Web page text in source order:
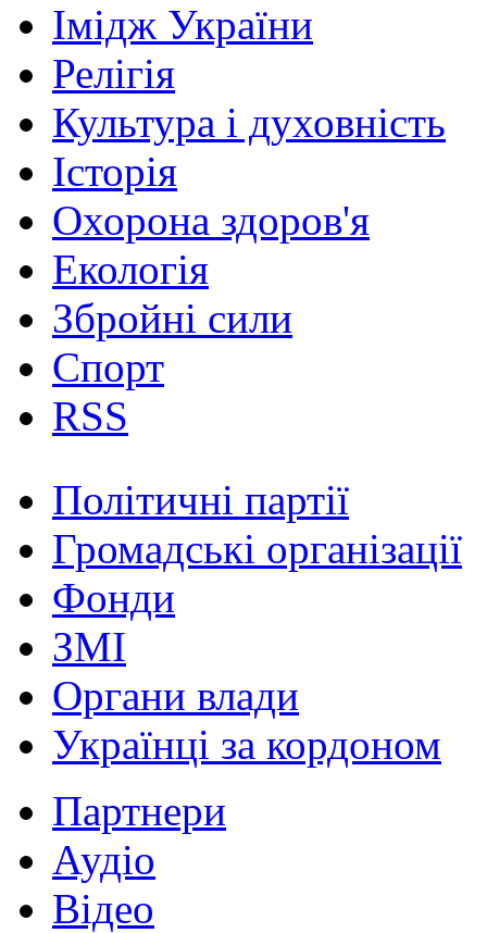
Імідж України
Релігія
Культура і духовність
Історія
Охорона здоров'я
Екологія
Збройні сили
Спорт
RSS
Політичні партії
Громадські організації
Фонди
ЗМІ
Органи влади
Українці за кордоном
Партнери
Аудіо
Відео